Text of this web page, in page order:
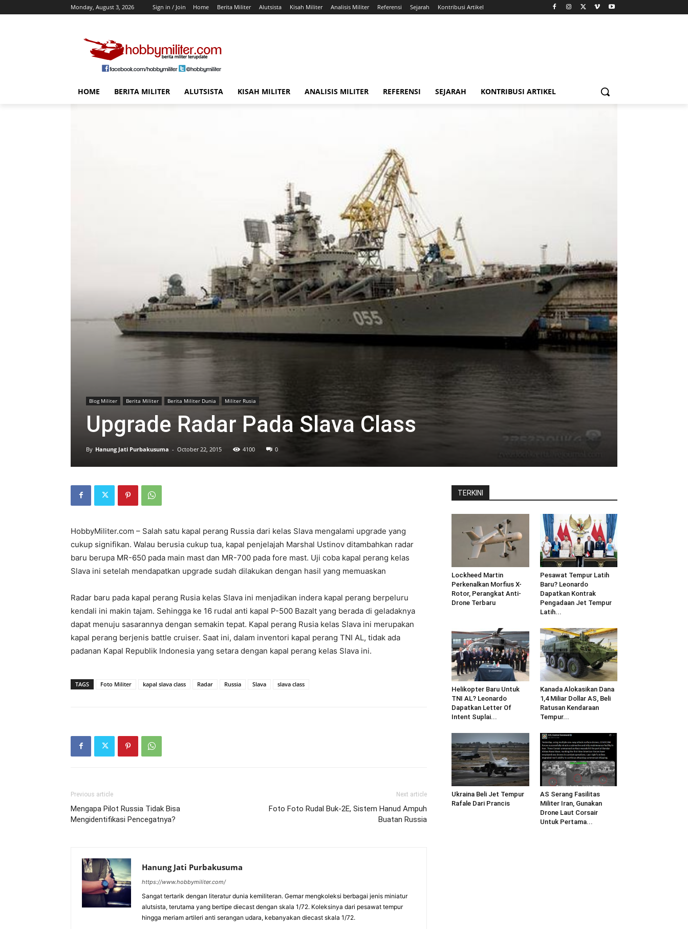
Monday, August 3, 2026 Sign in / Join Home Berita Militer Alutsista Kisah Militer Analisis Militer Referensi Sejarah Kontribusi Artikel
HOME BERITA MILITER ALUTSISTA KISAH MILITER ANALISIS MILITER REFERENSI SEJARAH KONTRIBUSI ARTIKEL
Blog Militer Berita Militer Berita Militer Dunia Militer Rusia
Upgrade Radar Pada Slava Class
By Hanung Jati Purbakusuma - October 22, 2015 4100 0
HobbyMiliter.com – Salah satu kapal perang Russia dari kelas Slava mengalami upgrade yang
cukup signifikan. Walau berusia cukup tua, kapal penjelajah Marshal Ustinov ditambahkan radar
baru berupa MR-650 pada main mast dan MR-700 pada fore mast. Uji coba kapal perang kelas
Slava ini setelah mendapatkan upgrade sudah dilakukan dengan hasil yang memuaskan
Radar baru pada kapal perang Rusia kelas Slava ini menjadikan indera kapal perang berpeluru
kendali ini makin tajam. Sehingga ke 16 rudal anti kapal P-500 Bazalt yang berada di geladaknya
dapat menuju sasarannya dengan semakin tepat. Kapal perang Rusia kelas Slava ini merupakan
kapal perang berjenis battle cruiser. Saat ini, dalam inventori kapal perang TNI AL, tidak ada
padanan Kapal Republik Indonesia yang setara dengan kapal perang kelas Slava ini.
TAGS Foto Militer kapal slava class Radar Russia Slava slava class
Previous article
Mengapa Pilot Russia Tidak Bisa
Mengidentifikasi Pencegatnya?
Next article
Foto Foto Rudal Buk-2E, Sistem Hanud Ampuh
Buatan Russia
Hanung Jati Purbakusuma
https://www.hobbymiliter.com/
Sangat tertarik dengan literatur dunia kemiliteran. Gemar mengkoleksi berbagai jenis miniatur
alutsista, terutama yang bertipe diecast dengan skala 1/72. Koleksinya dari pesawat tempur
hingga meriam artileri anti serangan udara, kebanyakan diecast skala 1/72.
TERKINI
Lockheed Martin
Perkenalkan Morfius X-
Rotor, Perangkat Anti-
Drone Terbaru
Pesawat Tempur Latih
Baru? Leonardo
Dapatkan Kontrak
Pengadaan Jet Tempur
Latih...
Helikopter Baru Untuk
TNI AL? Leonardo
Dapatkan Letter Of
Intent Suplai...
Kanada Alokasikan Dana
1,4 Miliar Dollar AS, Beli
Ratusan Kendaraan
Tempur...
Ukraina Beli Jet Tempur
Rafale Dari Prancis
AS Serang Fasilitas
Militer Iran, Gunakan
Drone Laut Corsair
Untuk Pertama...